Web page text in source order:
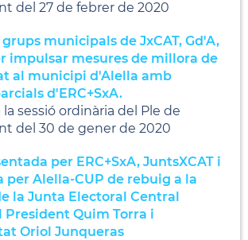
del 27 de febrer de 2020
municipals de JxCAT, Gd'A,
impulsar mesures de millora de
al municipi d'Alella amb
d'ERC+SxA.
la sessió ordinària del Ple de
del 30 de gener de 2020
per ERC+SxA, JuntsXCAT i
per Alella-CUP de rebuig a la
la Junta Electoral Central
President Quim Torra i
Oriol Junqueras